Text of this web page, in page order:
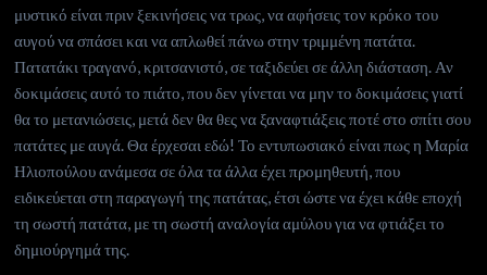
μυστικό είναι πριν ξεκινήσεις να τρως, να αφήσεις τον κρόκο του
αυγού να σπάσει και να απλωθεί πάνω στην τριμμένη πατάτα.
Πατατάκι τραγανό, κριτσανιστό, σε ταξιδεύει σε άλλη διάσταση. Αν
δοκιμάσεις αυτό το πιάτο, που δεν γίνεται να μην το δοκιμάσεις γιατί
θα το μετανιώσεις, μετά δεν θα θες να ξαναφτιάξεις ποτέ στο σπίτι σου
πατάτες με αυγά. Θα έρχεσαι εδώ! Το εντυπωσιακό είναι πως η Μαρία
Ηλιοπούλου ανάμεσα σε όλα τα άλλα έχει προμηθευτή, που
ειδικεύεται στη παραγωγή της πατάτας, έτσι ώστε να έχει κάθε εποχή
τη σωστή πατάτα, με τη σωστή αναλογία αμύλου για να φτιάξει το
δημιούργημά της.